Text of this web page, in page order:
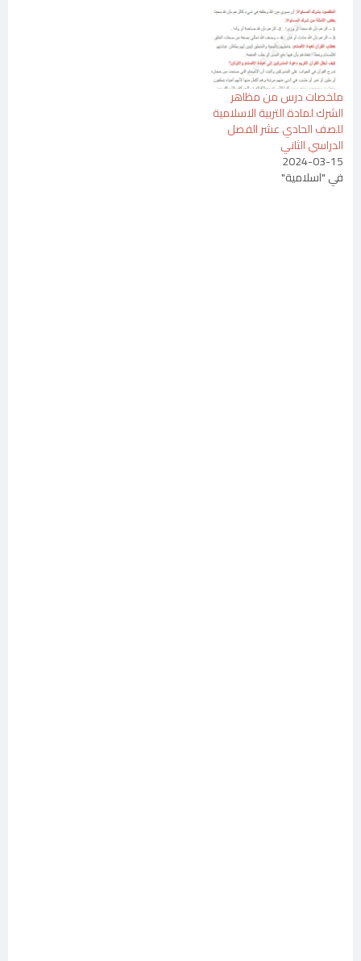
ملخصات درس من مظاهر
الشرك لمادة التربية الاسلامية
للصف الحادي عشر الفصل
الدراسي الثاني
2024-03-15
في "اسلامية"